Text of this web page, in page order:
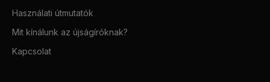
Használati útmutatók
Mit kínálunk az újságíróknak?
Kapcsolat